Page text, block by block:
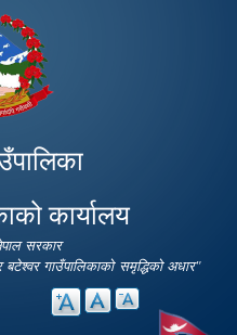
कार्यालय
सरकार
बटेश्वर गाउँपालिकाको समृद्धिको अधार"